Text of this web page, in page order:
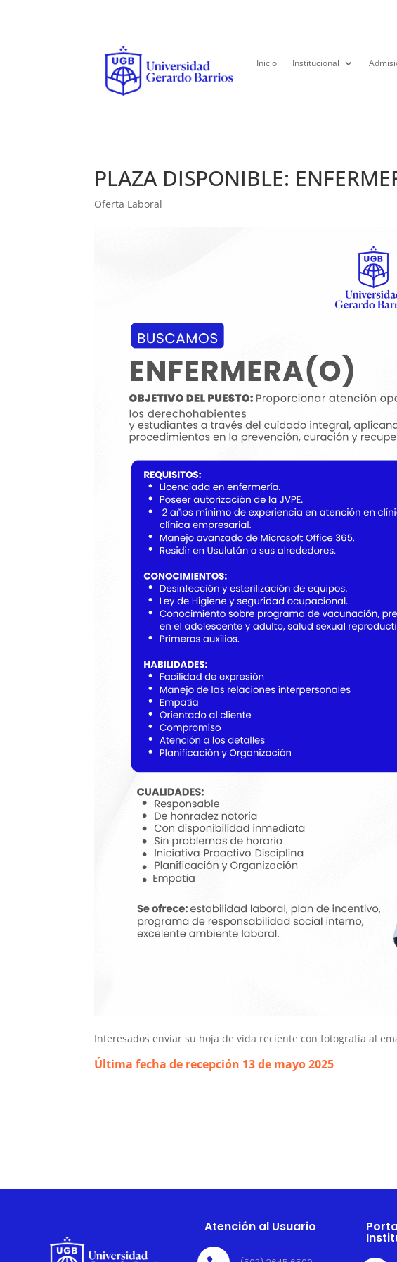
Inicio Institucional
PLAZA DISPONIBLE:
Oferta Laboral
Interesados enviar su hoja de vida reciente con fotografía al
Última fecha de recepción 13 de mayo 2025
Atención al Usuario